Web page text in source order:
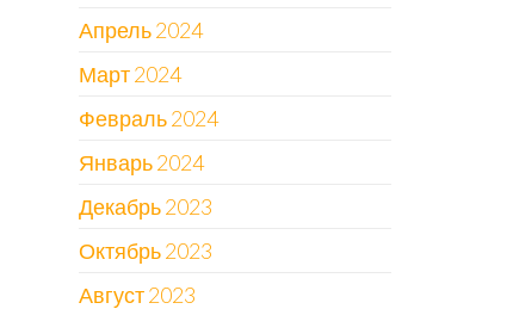
Апрель 2024
Март 2024
Февраль 2024
Январь 2024
Декабрь 2023
Октябрь 2023
Август 2023